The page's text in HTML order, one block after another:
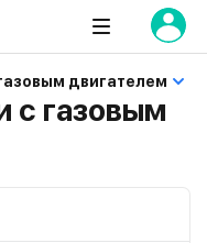
двигателем
с газовым